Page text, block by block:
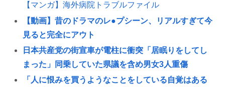
【マンガ】海外病院トラブルファイル
【動画】昔のドラマのレ●プシーン、リアルすぎて今
見ると完全にアウト
日本共産党の街宣車が電柱に衝突「居眠りをしてし
まった」同乗していた県議を含め男女3人重傷
「人に恨みを買うようなことをしている自覚はある